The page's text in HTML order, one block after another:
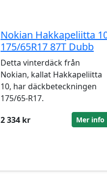
Nokian Hakkapeliitta
175/65R17 87T Dubb
Detta vinterdäck från
Nokian, kallat Hakkapeliitta
10, har däckbeteckningen
175/65-R17.
2 334 kr
Mer info